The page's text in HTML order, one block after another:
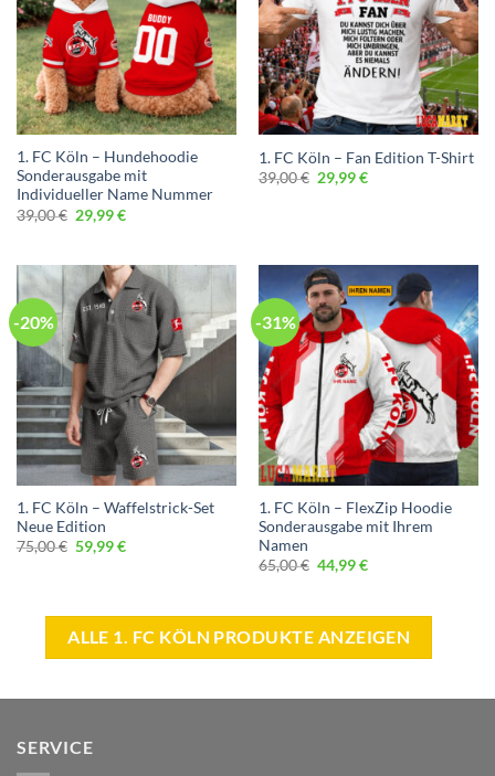
1. FC Köln – Hundehoodie
Sonderausgabe mit
Individueller Name Nummer
39,00€ Ursprünglicher
Preis
29,99€Aktueller
1. FC Köln – Fan Edition T-Shirt
39,00€ Ursprünglicher
Preis
29,99€Aktueller
-20%
1. FC Köln – Waffelstrick-Set
Neue Edition
75,00€ Ursprünglicher
Preis
59,99€Aktueller
-31%
1. FC Köln – FlexZip Hoodie
Sonderausgabe mit Ihrem
Namen
65,00€ Ursprünglicher
Preis
44,99€Aktueller
ALLE 1. FC KÖLN PRODUKTE ANZEIGEN
SERVICE